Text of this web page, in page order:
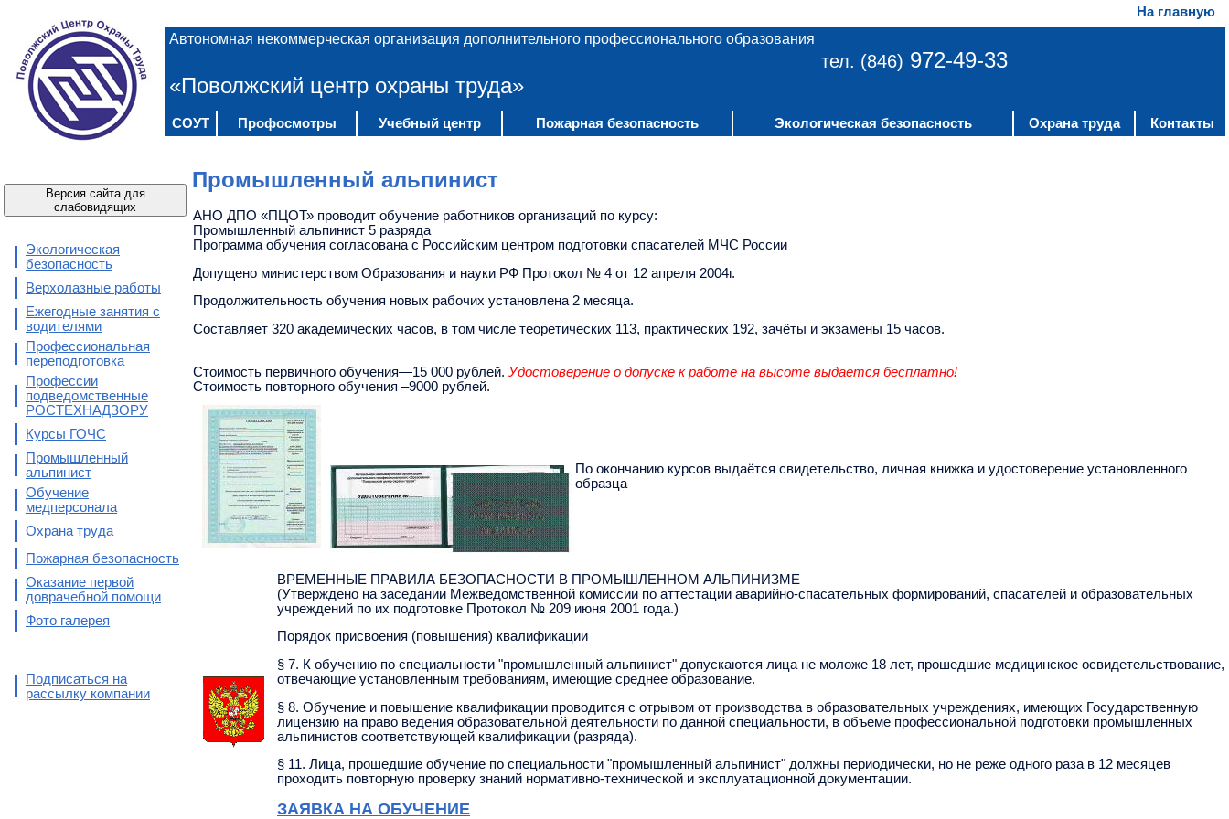
На главную
Автономная некоммерческая организация дополнительного профессионального образования
тел. (846) 972-49-33
«Поволжский центр охраны труда»
СОУТ Профосмотры Учебный центр Пожарная безопасность Экологическая безопасность Охрана труда Контакты
Версия сайта для
слабовидящих
Экологическая
безопасность
Верхолазные работы
Ежегодные занятия с
водителями
Профессиональная
переподготовка
Профессии
подведомственные
РОСТЕХНАДЗОРУ
Курсы ГОЧС
Промышленный
альпинист
Обучение
медперсонала
Охрана труда
Пожарная безопасность
Оказание первой
доврачебной помощи
Фото галерея
Подписаться на
рассылку компании
Промышленный альпинист
АНО ДПО «ПЦОТ» проводит обучение работников организаций по курсу:
Промышленный альпинист 5 разряда
Программа обучения согласована с Российским центром подготовки спасателей МЧС России
Допущено министерством Образования и науки РФ Протокол № 4 от 12 апреля 2004г.
Продолжительность обучения новых рабочих установлена 2 месяца.
Составляет 320 академических часов, в том числе теоретических 113, практических 192, зачёты и экзамены 15 часов.
Стоимость первичного обучения—15 000 рублей. Удостоверение о допуске к работе на высоте выдается бесплатно!
Стоимость повторного обучения –9000 рублей.
По окончанию курсов выдаётся свидетельство, личная книжка и удостоверение установленного
образца
ВРЕМЕННЫЕ ПРАВИЛА БЕЗОПАСНОСТИ В ПРОМЫШЛЕННОМ АЛЬПИНИЗМЕ
(Утверждено на заседании Межведомственной комиссии по аттестации аварийно-спасательных формирований, спасателей и образовательных
учреждений по их подготовке Протокол № 209 июня 2001 года.)
Порядок присвоения (повышения) квалификации
§ 7. К обучению по специальности "промышленный альпинист" допускаются лица не моложе 18 лет, прошедшие медицинское освидетельствование,
отвечающие установленным требованиям, имеющие среднее образование.
§ 8. Обучение и повышение квалификации проводится с отрывом от производства в образовательных учреждениях, имеющих Государственную
лицензию на право ведения образовательной деятельности по данной специальности, в объеме профессиональной подготовки промышленных
альпинистов соответствующей квалификации (разряда).
§ 11. Лица, прошедшие обучение по специальности "промышленный альпинист" должны периодически, но не реже одного раза в 12 месяцев
проходить повторную проверку знаний нормативно-технической и эксплуатационной документации.
ЗАЯВКА НА ОБУЧЕНИЕ